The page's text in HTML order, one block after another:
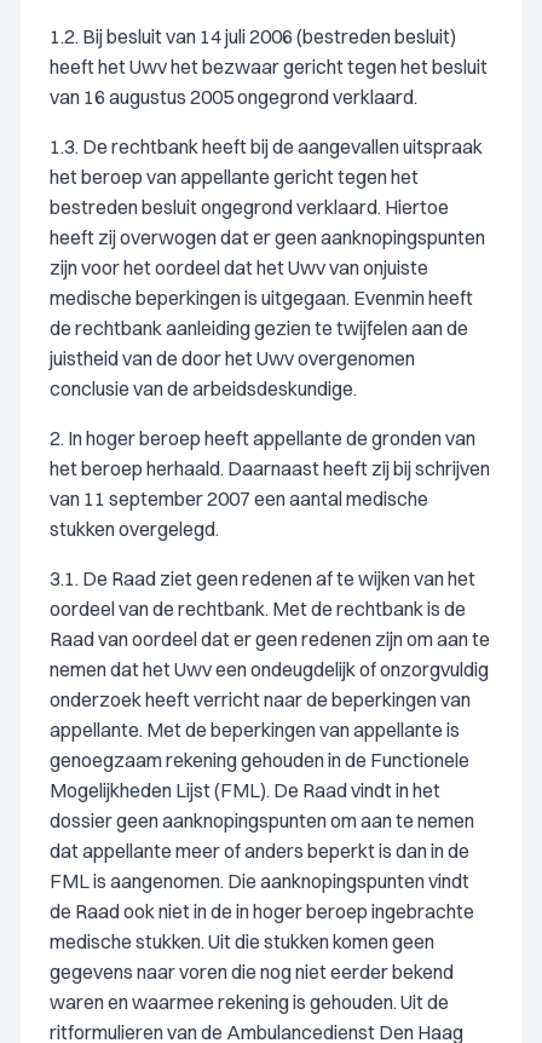
1.2. Bij besluit van 14 juli 2006 (bestreden besluit)
heeft het Uwv het bezwaar gericht tegen het besluit
van 16 augustus 2005 ongegrond verklaard.
1.3. De rechtbank heeft bij de aangevallen uitspraak
het beroep van appellante gericht tegen het
bestreden besluit ongegrond verklaard. Hiertoe
heeft zij overwogen dat er geen aanknopingspunten
zijn voor het oordeel dat het Uwv van onjuiste
medische beperkingen is uitgegaan. Evenmin heeft
de rechtbank aanleiding gezien te twijfelen aan de
juistheid van de door het Uwv overgenomen
conclusie van de arbeidsdeskundige.
2. In hoger beroep heeft appellante de gronden van
het beroep herhaald. Daarnaast heeft zij bij schrijven
van 11 september 2007 een aantal medische
stukken overgelegd.
3.1. De Raad ziet geen redenen af te wijken van het
oordeel van de rechtbank. Met de rechtbank is de
Raad van oordeel dat er geen redenen zijn om aan te
nemen dat het Uwv een ondeugdelijk of onzorgvuldig
onderzoek heeft verricht naar de beperkingen van
appellante. Met de beperkingen van appellante is
genoegzaam rekening gehouden in de Functionele
Mogelijkheden Lijst (FML). De Raad vindt in het
dossier geen aanknopingspunten om aan te nemen
dat appellante meer of anders beperkt is dan in de
FML is aangenomen. Die aanknopingspunten vindt
de Raad ook niet in de in hoger beroep ingebrachte
medische stukken. Uit die stukken komen geen
gegevens naar voren die nog niet eerder bekend
waren en waarmee rekening is gehouden. Uit de
ritformulieren van de Ambulancedienst Den Haag